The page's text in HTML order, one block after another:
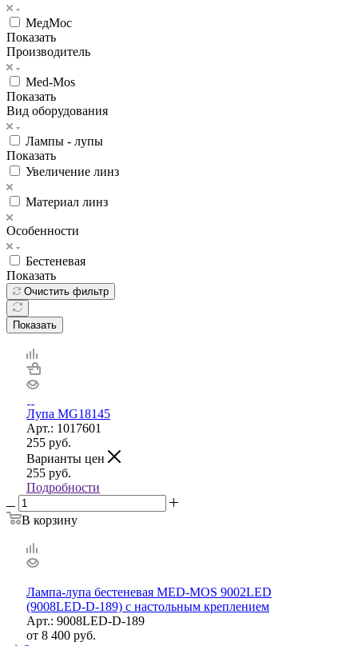
МедМос
Показать
Производитель
Med-Mos
Показать
Вид оборудования
Лампы - лупы
Показать
Увеличение линз
Материал линз
Особенности
Бестеневая
Показать
Очистить фильтр
Показать
Лупа MG18145
Арт.: 1017601
255 руб.
Варианты цен
255 руб.
Подробности
В корзину
Лампа-лупа бестеневая MED-MOS 9002LED
(9008LED-D-189) с настольным креплением
Арт.: 9008LED-D-189
от 8 400 руб.